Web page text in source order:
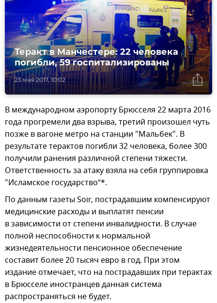
23 мая 2017, 10:02
Теракт в Манчестере: 22 человека
погибли, 59 госпитализированы
В международном аэропорту Брюсселя 22 марта 2016
года прогремели два взрыва, третий произошел чуть
позже в вагоне метро на станции "Мальбек". В
результате терактов погибли 32 человека, более 300
получили ранения различной степени тяжести.
Ответственность за атаку взяла на себя группировка
"Исламское государство”*.
По данным газеты Soir, пострадавшим компенсируют
медицинские расходы и выплатят пенсии
в зависимости от степени инвалидности. В случае
полной неспособности к нормальной
жизнедеятельности пенсионное обеспечение
составит более 20 тысяч евро в год. При этом
издание отмечает, что на пострадавших при терактах
в Брюсселе иностранцев данная система
распространяться не будет.